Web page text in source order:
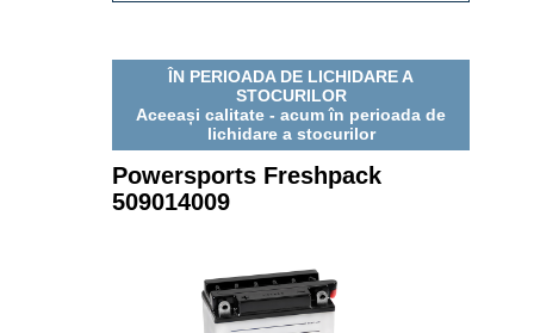
ÎN PERIOADA DE LICHIDARE A
STOCURILOR
Aceeași calitate - acum în perioada de
lichidare a stocurilor
Powersports Freshpack
509014009